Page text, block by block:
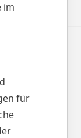
im
für